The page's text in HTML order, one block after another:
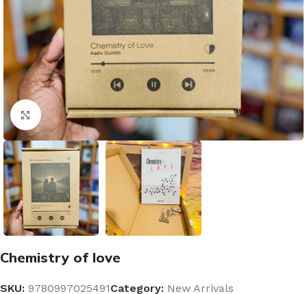
Click to enlarge
Chemistry of love
SKU: 9780997025491Category: New Arrivals